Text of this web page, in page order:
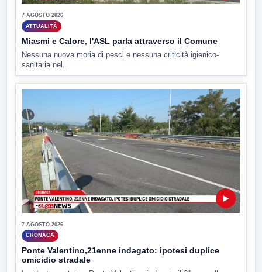
7 AGOSTO 2026
ATTUALITÀ
Miasmi e Calore, l'ASL parla attraverso il Comune
Nessuna nuova moria di pesci e nessuna criticità igienico-
sanitaria nel...
▶
7 AGOSTO 2026
CRONACA
Ponte Valentino,21enne indagato: ipotesi duplice
omicidio stradale